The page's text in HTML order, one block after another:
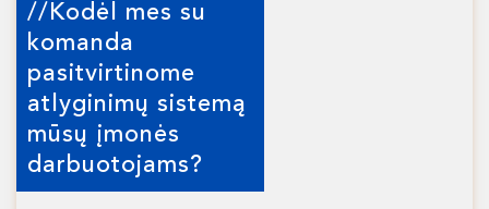
//Kodėl mes su
komanda
pasitvirtinome
atlyginimų sistemą
mūsų įmonės
darbuotojams?